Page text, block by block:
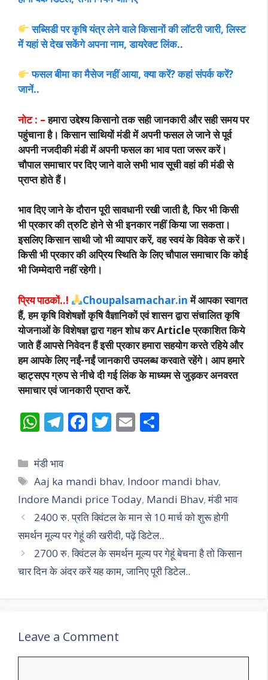
सब्सिडी पर कृषि यंत्र लेने वाले किसानों की लॉटरी जारी, लिस्ट
में यहां से देख सकेंगे अपना नाम, डायरेक्ट लिंक..
फसल बीमा का मैसेज नहीं आया, क्या करें? कहां संपर्क करें?
जानें..
नोट : – हमारा उद्देश्य किसानो तक सही जानकारी और सही समय पर
पहुंचाना है। किसान साथियों मंडी में अपनी फसल ले जाने से पूर्व
अपनी नजदीकी मंडी में अपनी फसल का भाव पता जरूर करें।
चौपाल समाचार पर दिए जाने वाले सभी भाव सूची वहां की मंडी से
प्राप्त होते हैं।
भाव दिए जाने के दौरान पूरी सावधानी रखी जाती है, फिर भी किसी
भी प्रकार की त्रुटि होने से भी इनकार नहीं किया जा सकता।
इसलिए किसान साथी जो भी व्यापार करें, वह स्वयं के विवेक से करें।
किसी भी प्रकार की अप्रिय स्थिति के लिए चौपाल समाचार कि कोई
भी जिम्मेदारी नहीं रहेगी।
प्रिय पाठकों..! Choupalsamachar.inमें आपका स्वागत
हैं, हम कृषि विशेषज्ञों कृषि वैज्ञानिकों एवं शासन द्वारा संचालित कृषि
योजनाओं के विशेषज्ञ द्वारा गहन शोध कर Article प्रकाशित किये
जाते हैं आपसे निवेदन हैं इसी प्रकार हमारा सहयोग करते रहिये और
हम आपके लिए नईं-नईं जानकारी उपलब्ध करवाते रहेंगे। आप हमारे
व्हाट्सएप ग्रुप से नीचे दी गई लिंक के माध्यम से जुड़कर अनवरत
समाचार एवं जानकारी प्राप्त करें.
W
at
s
A
p
p
T
e
gr
a
m
F
b
o
o
k
T
er
E
l e
Categories
मंडी भाव
Tags
Aaj ka mandi bhav, Indoor mandi bhav,
Indore Mandi price Today, Mandi Bhav,मंडी भाव
2400 रु. प्रति क्विंटल के मान से 10 मार्च को शुरू होगी
समर्थन मूल्य पर गेहूं की खरीदी, पढ़ें डिटेल..
2700 रु. क्विंटल के समर्थन मूल्य पर गेहूं बेचना है तो किसान
चार दिन के अंदर करें यह काम, जानिए पूरी डिटेल..
Leave a Comment